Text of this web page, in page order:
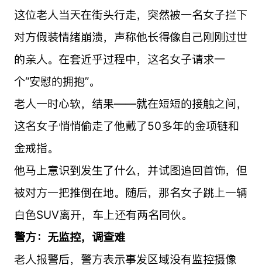
这位老人当天在街头行走，突然被一名女子拦下
对方假装情绪崩溃，声称他长得像自己刚刚过世
的亲人。在套近乎过程中，这名女子请求一
个“安慰的拥抱”。
老人一时心软，结果——就在短短的接触之间，
这名女子悄悄偷走了他戴了50多年的金项链和
金戒指。
他马上意识到发生了什么，并试图追回首饰，但
被对方一把推倒在地。随后，那名女子跳上一辆
白色SUV离开，车上还有两名同伙。
警方：无监控，调查难
老人报警后，警方表示事发区域没有监控摄像